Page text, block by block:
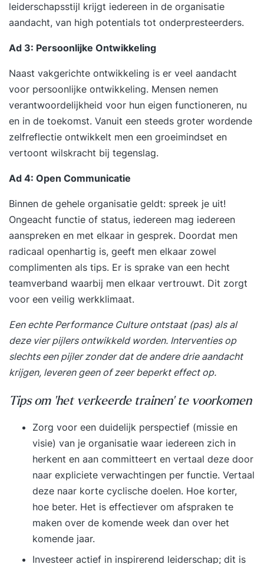
communicatiestrategieën Obstakels bij
onduidelijke communicatie Casussen over
continue optimalisatie Procesdenken en
procesanalyse Identificatie van knelpunten
Standaardisatie van werkprocessen Efficiëntie en
effectiviteit als uitgangspunt Toepassing van
procesverbetertechnieken Monitoring met
prestatie-indicatoren Verbeteren door kleine
aanpassingen Voorbeelden uit productie en
Casussen over verbetertrajecten Inhoud van Les
8 Leren van fouten en feedback Fouten als
leermoment benaderen Openheid in bespreking
van incidenten Feedbacksystemen in organisaties
Methoden voor root cause analysis Leren van
interne en externe audits Positieve houding ten
opzichte van kritiek Voorbeelden van
leerprocessen Risico’s van schuldtoewijzing
over foutafhandeling Inhoud van Les 9 Innovatie
en kennisdeling Relatie tussen innovatie en
verbetering Creëren van een kennisdelende
organisatie Gebruik van communities of practice
digitalisering in kennisdeling Cross-functionele
samenwerking Voorbeelden van
kennismanagementsystemen Obstakels bij
kennisdeling Relatie tussen kennis en
verbetercultuur Casussen over innovatie en leren
Inhoud van Les 10 Verankering en borging van
verbetering Integreren van verbeterprocessen in
beleid Vastleggen in procedures en richtlijnen
Gebruik van kwaliteitsmanagementsystemen
leiderschapsstijl krijgt iedereen in de organisatie
aandacht, van high potentials tot onderpresteerders.
Ad 3: Persoonlijke Ontwikkeling
Naast vakgerichte ontwikkeling is er veel aandacht
voor persoonlijke ontwikkeling. Mensen nemen
verantwoordelijkheid voor hun eigen functioneren, nu
en in de toekomst. Vanuit een steeds groter wordende
zelfreflectie ontwikkelt men een groeimindset en
vertoont wilskracht bij tegenslag.
Ad 4: Open Communicatie
Binnen de gehele organisatie geldt: spreek je uit!
Ongeacht functie of status, iedereen mag iedereen
aanspreken en met elkaar in gesprek. Doordat men
radicaal openhartig is, geeft men elkaar zowel
complimenten als tips. Er is sprake van een hecht
teamverband waarbij men elkaar vertrouwt. Dit zorgt
voor een veilig werkklimaat.
Een echte Performance Culture ontstaat (pas) als al
deze vier pijlers ontwikkeld worden. Interventies op
slechts een pijler zonder dat de andere drie aandacht
krijgen, leveren geen of zeer beperkt effect op.
Tips om ‘het verkeerde trainen’ te voorkomen
Zorg voor een duidelijk perspectief (missie en
visie) van je organisatie waar iedereen zich in
herkent en aan committeert en vertaal deze door
naar expliciete verwachtingen per functie. Vertaal
deze naar korte cyclische doelen. Hoe korter,
hoe beter. Het is effectiever om afspraken te
maken over de komende week dan over het
komende jaar.
Investeer actief in inspirerend leiderschap; dit is